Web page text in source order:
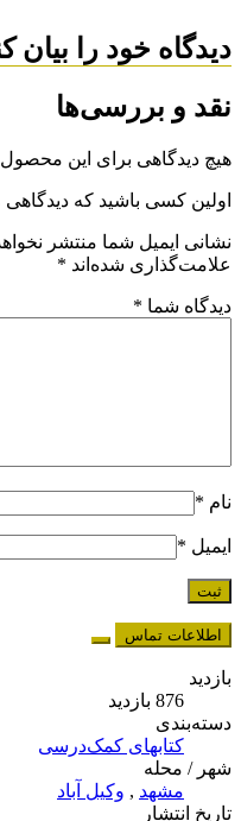
دیدگاه خود را بیان
نقد و بررسی‌ها
هیچ دیدگاهی برای این
اولین کسی باشید که
نشانی ایمیل شما منتشر
علامت‌گذاری شده‌اند *
دیدگاه شما *
نام *
ایمیل *
اطلاعات تماس
بازدید
876 بازدید
دسته‌بندی
کتابهای کمک‌درسی
شهر / محله
مشهد, وکیل آباد
تاریخ انتشار